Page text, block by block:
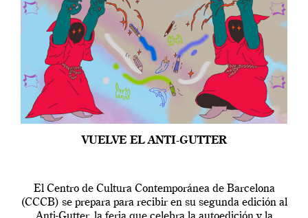
VUELVE EL ANTI-GUTTER
El Centro de Cultura Contemporánea de Barcelona
(CCCB) se prepara para recibir en su segunda edición al